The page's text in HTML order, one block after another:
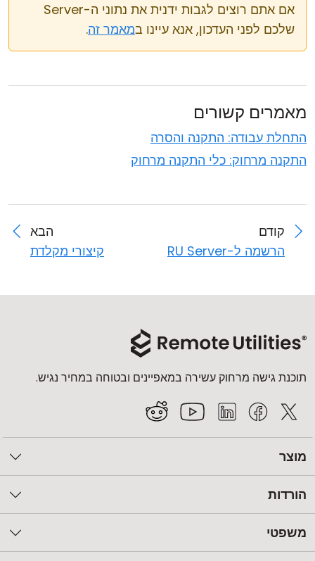
אם אתם רוצים לגבות ידנית את נתוני ה-Server
שלכם לפני העדכון, אנא עיינו במאמר זה.
מאמרים קשורים
התחלת עבודה: התקנה והסרה
התקנה מרחוק: כלי התקנה מרחוק
קודם
הרשמה ל-RU Server
הבא
קיצורי מקלדת
תוכנת גישה מרחוק עשירה במאפיינים ובטוחה במחיר נגיש.
מוצר
הורדות
משפטי